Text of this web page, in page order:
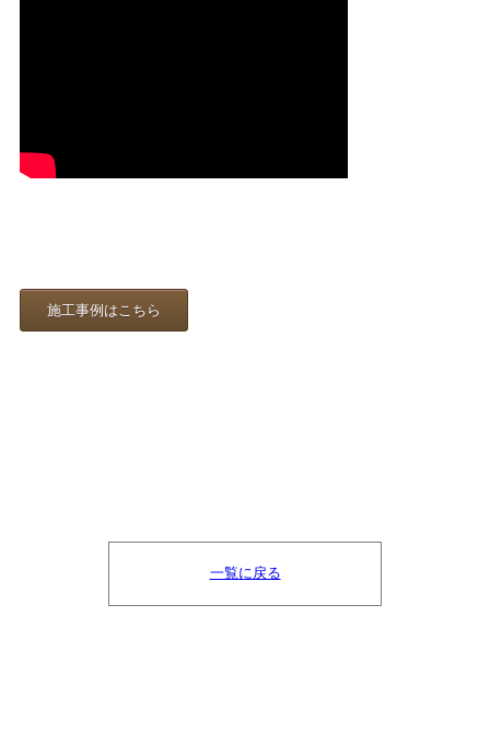
施工事例はこちら
一覧に戻る